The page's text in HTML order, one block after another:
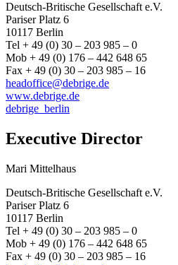
Deutsch-Britische Gesellschaft e.V.
Pariser Platz 6
10117 Berlin
Tel + 49 (0) 30 – 203 985 – 0
Mob + 49 (0) 176 – 442 648 65
Fax + 49 (0) 30 – 203 985 – 16
headoffice@debrige.de
www.debrige.de
debrige_berlin
Executive Director
Mari Mittelhaus
Deutsch-Britische Gesellschaft e.V.
Pariser Platz 6
10117 Berlin
Tel + 49 (0) 30 – 203 985 – 0
Mob + 49 (0) 176 – 442 648 65
Fax + 49 (0) 30 – 203 985 – 16